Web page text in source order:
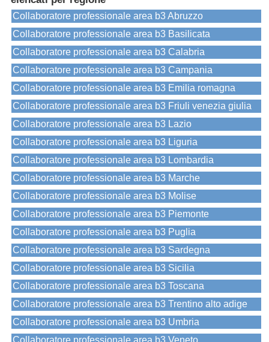
Collaboratore professionale area b3 Abruzzo
Collaboratore professionale area b3 Basilicata
Collaboratore professionale area b3 Calabria
Collaboratore professionale area b3 Campania
Collaboratore professionale area b3 Emilia romagna
Collaboratore professionale area b3 Friuli venezia giulia
Collaboratore professionale area b3 Lazio
Collaboratore professionale area b3 Liguria
Collaboratore professionale area b3 Lombardia
Collaboratore professionale area b3 Marche
Collaboratore professionale area b3 Molise
Collaboratore professionale area b3 Piemonte
Collaboratore professionale area b3 Puglia
Collaboratore professionale area b3 Sardegna
Collaboratore professionale area b3 Sicilia
Collaboratore professionale area b3 Toscana
Collaboratore professionale area b3 Trentino alto adige
Collaboratore professionale area b3 Umbria
Collaboratore professionale area b3 Veneto